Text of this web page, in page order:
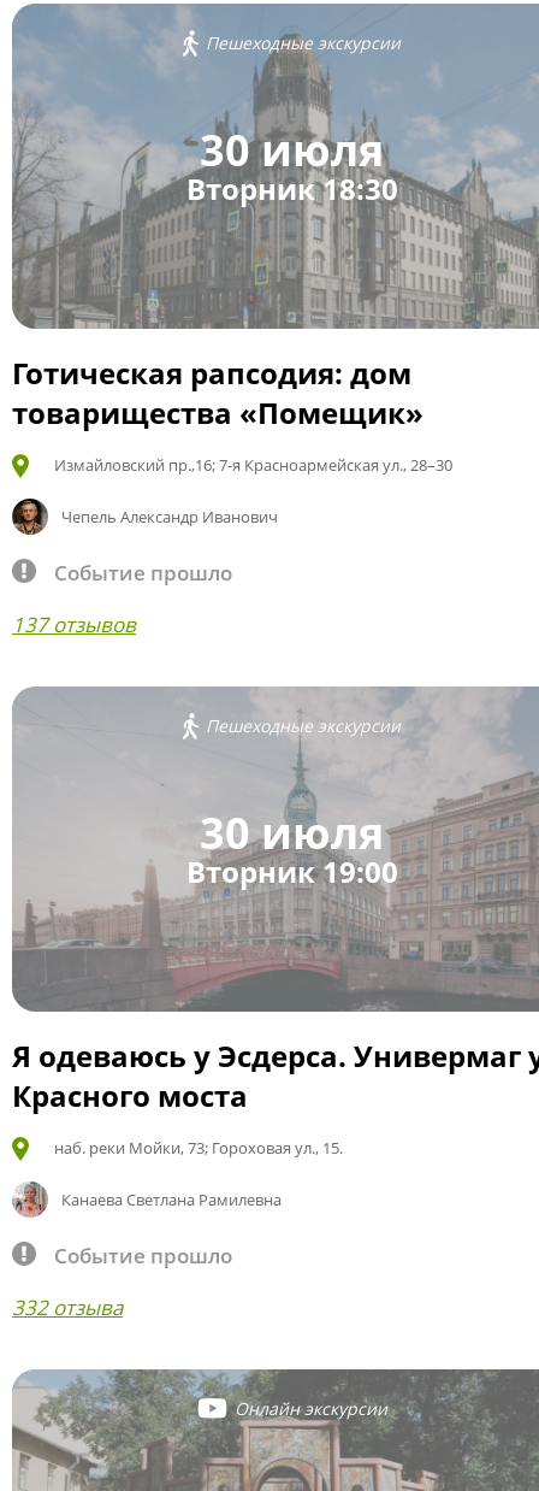
Пешеходные экскурсии
30 июля
Вторник 18:30
Готическая рапсодия: дом
товарищества «Помещик»
Измайловский пр.,16; 7-я Красноармейская ул., 28–30
Чепель Александр Иванович
Событие прошло
137 отзывов
Пешеходные экскурсии
30 июля
Вторник 19:00
Я одеваюсь у Эсдерса. Универмаг
Красного моста
наб. реки Мойки, 73; Гороховая ул., 15.
Канаева Светлана Рамилевна
Событие прошло
332 отзыва
Онлайн экскурсии